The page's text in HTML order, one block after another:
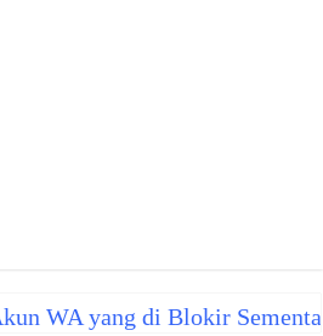
WA yang di Blokir